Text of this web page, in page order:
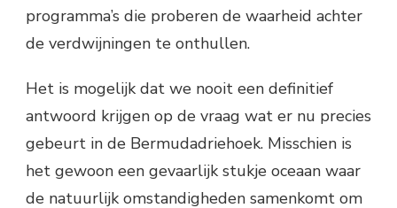
programma’s die proberen de waarheid achter
de verdwijningen te onthullen.
Het is mogelijk dat we nooit een definitief
antwoord krijgen op de vraag wat er nu precies
gebeurt in de Bermudadriehoek. Misschien is
het gewoon een gevaarlijk stukje oceaan waar
de natuurlijk omstandigheden samenkomt om